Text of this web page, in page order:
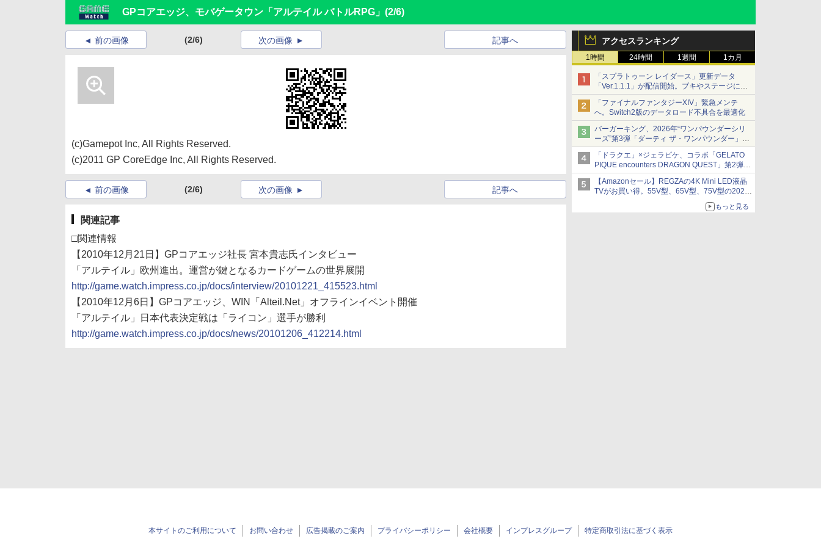
GPコアエッジ、モバゲータウン「アルテイル バトルRPG」 (2/6)
アクセスランキング
1時間 24時間 1週間 1カ月
「スプラトゥーン レイダース」更新データ
「Ver.1.1.1」が配信開始。ブキやステージに関
する不具合を修正
「ファイナルファンタジーXIV」緊急メンテ
へ。Switch2版のデータロード不具合を最適化
バーガーキング、2026年“ワンパウンダーシリ
ーズ”第3弾「ダーティ ザ・ワンパウンダー」を
8月7日発売
「特製ガーリックマヨソース」を使用した超大
型チーズバーガー
「ドラクエ」×ジェラピケ、コラボ「GELATO
PIQUE encounters DRAGON QUEST」第2弾が
本日発売
アイスカップに入ったスライムやわたぼう、ベ
ビーサタンなどがオリジナルアートで登場
【Amazonセール】REGZAの4K Mini LED液晶
TVがお買い得。55V型、65V型、75V型の2026
もっと見る
前の画像 (2/6) 記事へ
次の画像
(c)Gamepot Inc, All Rights Reserved.
(c)2011 GP CoreEdge Inc, All Rights Reserved.
前の画像 (2/6) 記事へ
次の画像
関連記事
□関連情報
【2010年12月21日】GPコアエッジ社長 宮本貴志氏インタビュー
「アルテイル」欧州進出。運営が鍵となるカードゲームの世界展開
http://game.watch.impress.co.jp/docs/interview/20101221_415523.html
【2010年12月6日】GPコアエッジ、WIN「Alteil.Net」オフラインイベント開催
「アルテイル」日本代表決定戦は「ライコン」選手が勝利
http://game.watch.impress.co.jp/docs/news/20101206_412214.html
本サイトのご利用について お問い合わせ 広告掲載のご案内 プライバシーポリシー 会社概要 インプレスグループ 特定商取引法に基づく表示